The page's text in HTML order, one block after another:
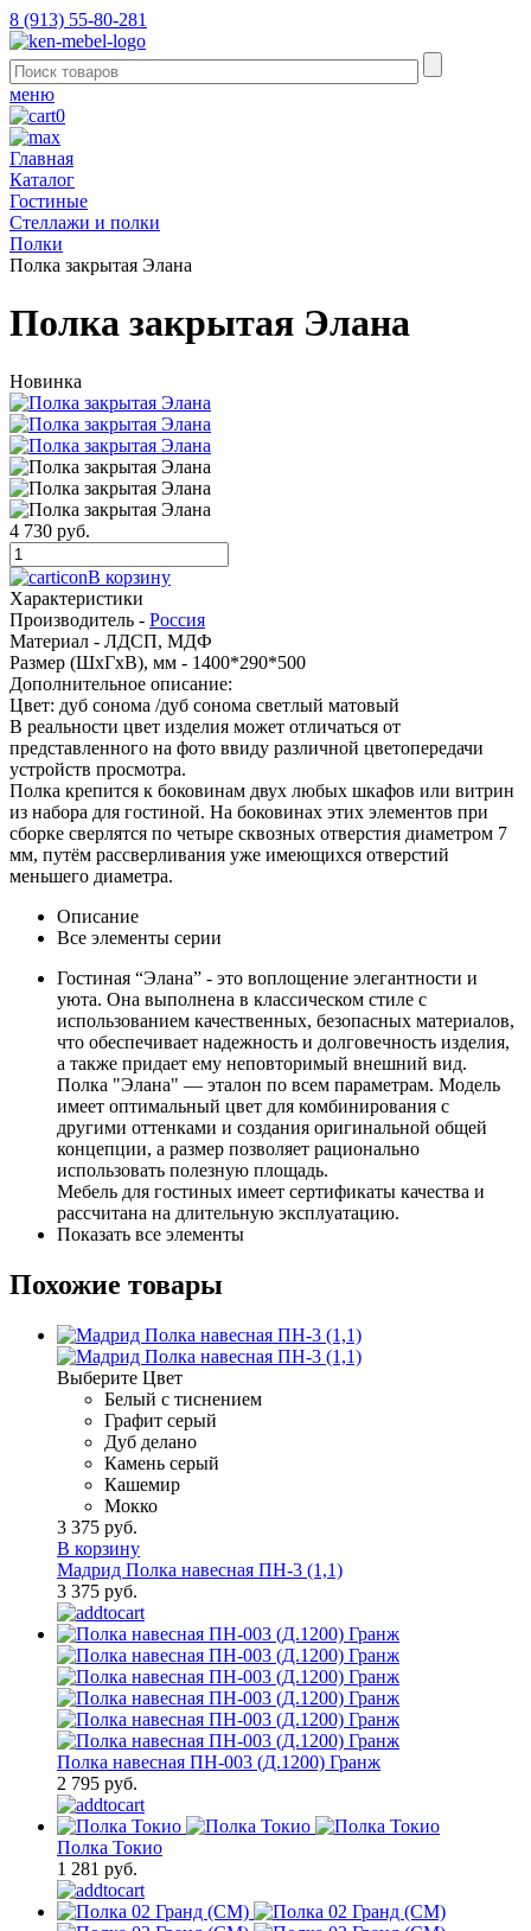
8 (913) 55-80-281
меню
0
Главная
Каталог
Гостиные
Стеллажи и полки
Полки
Полка закрытая Элана
Полка закрытая Элана
Новинка
4 730 руб.
В корзину
Характеристики
Производитель - Россия
Материал - ЛДСП, МДФ
Размер (ШхГхВ), мм - 1400*290*500
Дополнительное описание:
Цвет: дуб сонома /дуб сонома светлый матовый
В реальности цвет изделия может отличаться от
представленного на фото ввиду различной цветопередачи
устройств просмотра.
Полка крепится к боковинам двух любых шкафов или витрин
из набора для гостиной. На боковинах этих элементов при
сборке сверлятся по четыре сквозных отверстия диаметром 7
мм, путём рассверливания уже имеющихся отверстий
меньшего диаметра.
Описание
Все элементы серии
Гостиная “Элана” - это воплощение элегантности и
уюта. Она выполнена в классическом стиле с
использованием качественных, безопасных материалов,
что обеспечивает надежность и долговечность изделия,
а также придает ему неповторимый внешний вид.
Полка "Элана" — эталон по всем параметрам. Модель
имеет оптимальный цвет для комбинирования с
другими оттенками и создания оригинальной общей
концепции, а размер позволяет рационально
использовать полезную площадь.
Мебель для гостиных имеет сертификаты качества и
рассчитана на длительную эксплуатацию.
Показать все элементы
Похожие товары
Выберите Цвет
Белый с тиснением
Графит серый
Дуб делано
Камень серый
Кашемир
Мокко
3 375 руб.
В корзину
Мадрид Полка навесная ПН-3 (1,1)
3 375 руб.
Полка навесная ПН-003 (Д.1200) Гранж
2 795 руб.
Полка Токио
1 281 руб.